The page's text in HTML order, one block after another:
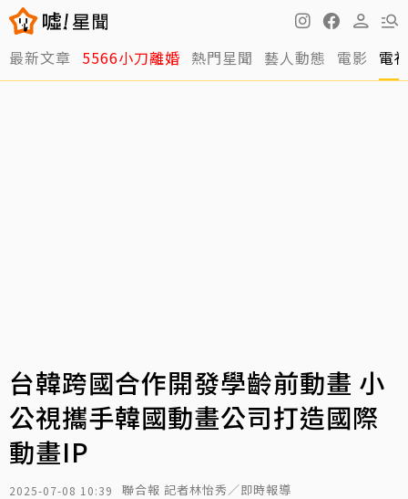
最新文章 5566小刀離婚 熱門星聞 藝人動態 電影 電
台韓跨國合作開發學齡前動畫 小
公視攜手韓國動畫公司打造國際
動畫IP
2025-07-08 10:39 聯合報 記者林怡秀／即時報導